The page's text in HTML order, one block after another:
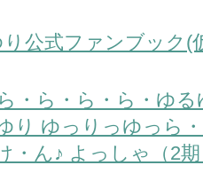
公式ファンブック(
・ら・ら・ら・ゆ
り ゆっりっゆっら
・ん♪ よっしゃ（2